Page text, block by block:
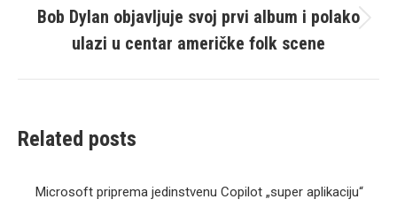
Next
post:
Bob Dylan objavljuje svoj prvi album i polako
ulazi u centar američke folk scene
Related posts
Microsoft priprema jedinstvenu Copilot „super aplikaciju“